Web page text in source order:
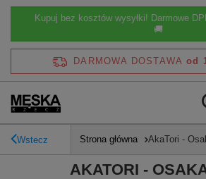
Kupuj bez kosztów wysyłki! Darmowe
🚚
DARMOWA DOSTAWA od
Wstecz Strona główna AkaTori -
AKATORI -